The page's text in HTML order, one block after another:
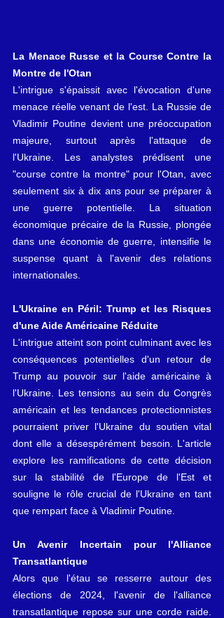
La Menace Russe et la Course Contre la
Montre de l'Otan
L'intrigue s'épaissit avec l'évocation d'une
menace réelle venant de l'est. La Russie de
Vladimir Poutine devient une préoccupation
majeure, surtout après l'attaque de
l'Ukraine. Les analystes prédisent une
"course contre la montre" pour l'Otan, avec
seulement six à dix ans pour se préparer à
une guerre potentielle. La situation
économique précaire de la Russie, plongée
dans une économie de guerre, intensifie le
suspense quant à l'avenir des relations
internationales.
L'Ukraine en Péril: Trump et les Risques
d'une Aide Américaine Réduite
L'intrigue atteint son point culminant avec les
conséquences potentielles d'un retour de
Trump au pouvoir sur l'aide américaine à
l'Ukraine. Les tensions au sein du Congrès
américain et les tendances protectionnistes
pourraient priver l'Ukraine du soutien vital
dont elle a désespérément besoin. L'article
explore les ramifications de cette décision
sur la stabilité de l'Europe de l'Est et
souligne le rôle crucial de l'Ukraine en tant
que rempart face à Vladimir Poutine.
Un Avenir Incertain pour l'Alliance
Transatlantique
Alors que l'étau se resserre autour des
élections de 2024, l'avenir de l'alliance
transatlantique repose sur une corde raide.